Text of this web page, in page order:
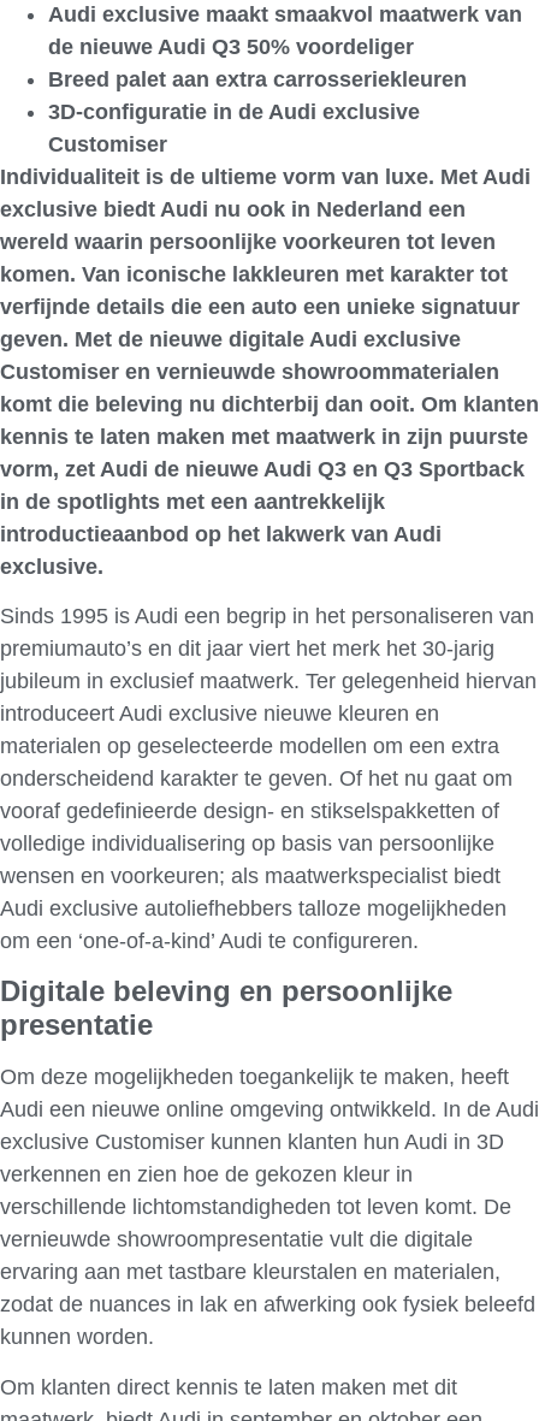
Audi exclusive maakt smaakvol maatwerk van
de nieuwe Audi Q3 50% voordeliger
Breed palet aan extra carrosseriekleuren
3D-configuratie in de Audi exclusive
Customiser
Individualiteit is de ultieme vorm van luxe. Met Audi
exclusive biedt Audi nu ook in Nederland een
wereld waarin persoonlijke voorkeuren tot leven
komen. Van iconische lakkleuren met karakter tot
verfijnde details die een auto een unieke signatuur
geven. Met de nieuwe digitale Audi exclusive
Customiser en vernieuwde showroommaterialen
komt die beleving nu dichterbij dan ooit. Om klanten
kennis te laten maken met maatwerk in zijn puurste
vorm, zet Audi de nieuwe Audi Q3 en Q3 Sportback
in de spotlights met een aantrekkelijk
introductieaanbod op het lakwerk van Audi
exclusive.
Sinds 1995 is Audi een begrip in het personaliseren van
premiumauto’s en dit jaar viert het merk het 30-jarig
jubileum in exclusief maatwerk. Ter gelegenheid hiervan
introduceert Audi exclusive nieuwe kleuren en
materialen op geselecteerde modellen om een extra
onderscheidend karakter te geven. Of het nu gaat om
vooraf gedefinieerde design- en stikselspakketten of
volledige individualisering op basis van persoonlijke
wensen en voorkeuren; als maatwerkspecialist biedt
Audi exclusive autoliefhebbers talloze mogelijkheden
om een ‘one-of-a-kind’ Audi te configureren.
Digitale beleving en persoonlijke
presentatie
Om deze mogelijkheden toegankelijk te maken, heeft
Audi een nieuwe online omgeving ontwikkeld. In de Audi
exclusive Customiser kunnen klanten hun Audi in 3D
verkennen en zien hoe de gekozen kleur in
verschillende lichtomstandigheden tot leven komt. De
vernieuwde showroompresentatie vult die digitale
ervaring aan met tastbare kleurstalen en materialen,
zodat de nuances in lak en afwerking ook fysiek beleefd
kunnen worden.
Om klanten direct kennis te laten maken met dit